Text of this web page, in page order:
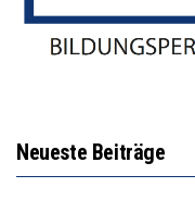
Neueste Beiträge